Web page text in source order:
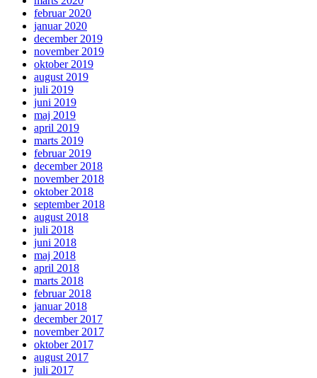
februar 2020
januar 2020
december 2019
november 2019
oktober 2019
august 2019
juli 2019
juni 2019
maj 2019
april 2019
marts 2019
februar 2019
december 2018
november 2018
oktober 2018
september 2018
august 2018
juli 2018
juni 2018
maj 2018
april 2018
marts 2018
februar 2018
januar 2018
december 2017
november 2017
oktober 2017
august 2017
juli 2017